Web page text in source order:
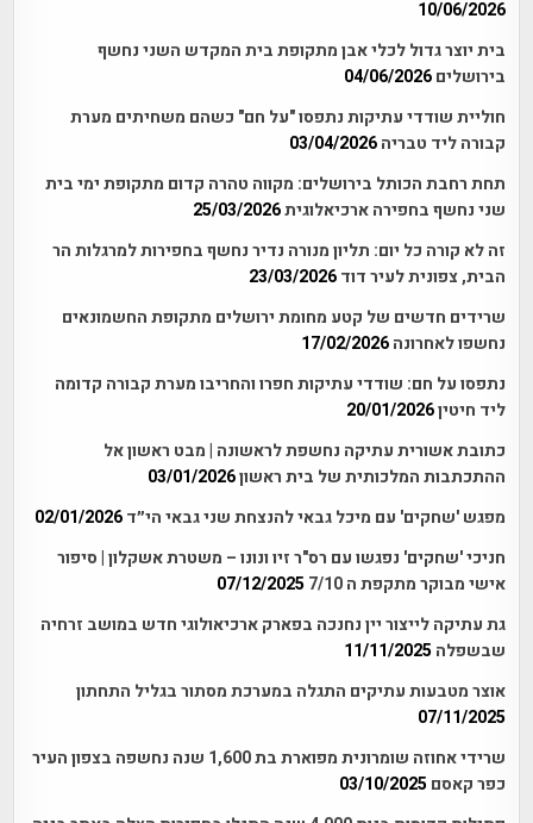
10/06/2026
בית יוצר גדול לכלי אבן מתקופת בית המקדש השני נחשף
בירושלים 04/06/2026
חוליית שודדי עתיקות נתפסו "על חם" כשהם משחיתים מערת
קבורה ליד טבריה 03/04/2026
תחת רחבת הכותל בירושלים: מקווה טהרה קדום מתקופת ימי בית
שני נחשף בחפירה ארכיאלוגית25/03/2026
זה לא קורה כל יום: תליון מנורה נדיר נחשף בחפירות למרגלות הר
הבית, צפונית לעיר דוד 23/03/2026
שרידים חדשים של קטע מחומת ירושלים מתקופת החשמונאים
נחשפו לאחרונה 17/02/2026
נתפסו על חם: שודדי עתיקות חפרו והחריבו מערת קבורה קדומה
ליד חיטין20/01/2026
כתובת אשורית עתיקה נחשפת לראשונה | מבט ראשון אל
ההתכתבות המלכותית של בית ראשון03/01/2026
מפגש 'שחקים' עם מיכל גבאי להנצחת שני גבאי הי״ד 02/01/2026
חניכי 'שחקים' נפגשו עם רס"ר זיו ונונו – משטרת אשקלון | סיפור
אישי מבוקר מתקפת ה 7/10
07/12/2025
גת עתיקה לייצור יין נחנכה בפארק ארכיאולוגי חדש במושב זרחיה
שבשפלה 11/11/2025
אוצר מטבעות עתיקים התגלה במערכת מסתור בגליל התחתון
07/11/2025
שרידי אחוזה שומרונית מפוארת בת 1,600 שנה נחשפה בצפון העיר
כפר קאסם 03/10/2025